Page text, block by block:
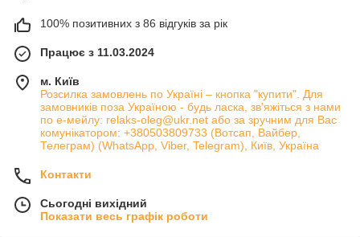
100% позитивних з 86 відгуків за рік
Працює з 11.03.2024
м. Київ
Розсилка замовлень по Україні – кнопка "купити". Для
замовників поза Україною - будь ласка, зв'яжіться з нами
по е-мейлу: relaks-oleg@ukr.net або за зручним для Вас
комунікатором: +380503809733 (Вотсап, Вайбер,
Телеграм) (WhatsApp, Viber, Telegram), Київ, Україна
Контакти
Сьогодні вихідний
Показати весь графік роботи